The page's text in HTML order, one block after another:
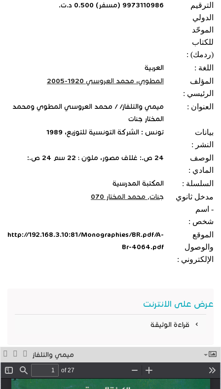
الترقيم
الدولي
الموحّد
للكتاب
(ردمك) :
9973110986 (مسفر) 0.500 د.ت.
اللغة :
العربية
المؤلف
الرئيسي :
المطوي، محمد العروسي 1920-2005
العنوان :
ميمي والتلفاز/ / محمد العروسي المطوي ومحمد
المختار جنات
بيانات
النشر :
تونس : الشركة التونسية للتوزيع، 1989
الوصف
المادي :
24 ص.: غلاف مصور، ملون ؛ 22 سم 24 ص.:
السلسلة :
المكتبة المدرسية
مدخل ثانوي
- اسم
شخص :
جنات, محمد المختار 070
الموقع
والوصول
الإلكتروني :
http://192.168.3.10:81/Monographies/BR.pdf/A-
Br-4064.pdf
عرض على الانترنت
قراءة الوثيقة
ميمي والتلفاز